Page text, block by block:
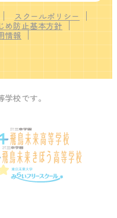
スクールポリシー
め防止基本方針
情報
校です。